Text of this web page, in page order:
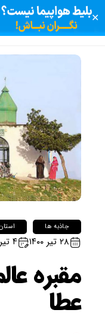
✕
جاذبه ها
۲۸ تیر ۱۴۰۰ ۴ تیر ۱۴۰۳
مقبره
عطا